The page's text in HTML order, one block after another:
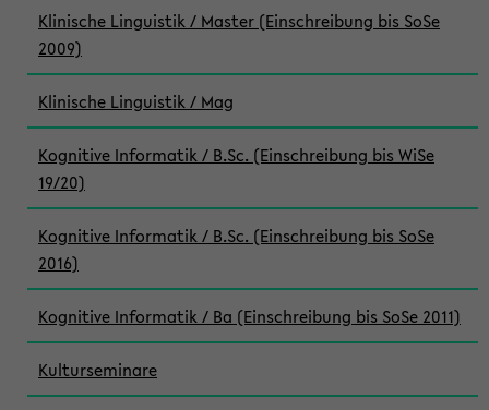
Klinische Linguistik / Master (Einschreibung bis SoSe
2009)
Klinische Linguistik / Mag
Kognitive Informatik / B.Sc. (Einschreibung bis WiSe
19/20)
Kognitive Informatik / B.Sc. (Einschreibung bis SoSe
2016)
Kognitive Informatik / Ba (Einschreibung bis SoSe 2011)
Kulturseminare